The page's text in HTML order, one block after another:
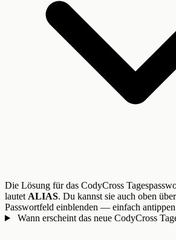
Die Lösung für das CodyCross
lautet ALIAS. Du kannst sie auch oben
Passwortfeld einblenden — einfach
Wann erscheint das neue CodyCross